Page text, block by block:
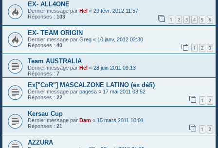
EX- ALL4ONE
Dernier message par Hel « 29 févr. 2012 11:57
Réponses : 103 1 2 3 4 5 6
EX- TEAM ORIGIN
Dernier message par Greg « 10 janv. 2012 02:30
Réponses : 40 1 2 3
Team AUSTRALIA
Dernier message par Hel « 28 juin 2011 09:13
Réponses : 7
Ex["CoR"] MASCALZONE LATINO (ex défi)
Dernier message par pagesa « 17 mai 2011 08:52
Réponses : 22 1 2
Kersau Cup
Dernier message par Dam « 15 mars 2011 10:01
Réponses : 21 1 2
AZZURA